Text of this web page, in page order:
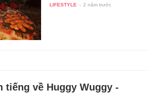
LIFESTYLE - 2 năm trước
tiếng về Huggy Wuggy -